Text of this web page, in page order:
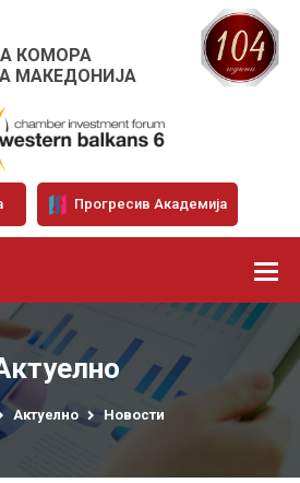
КОМОРА
МАКЕДОНИЈА
Прогресив Академија
Актуелно Новости